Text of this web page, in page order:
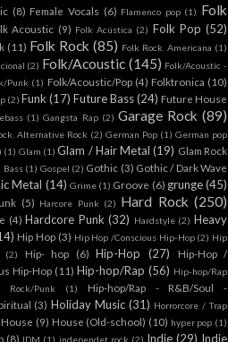
(8) Female Vocals (6) Flamenco pop (1) Folk
Acoustic (9) Folk Acústica (2) Folk Pop (52)
(11) Folk Rock (85) Folk Rock. Americana (1)
(2) Folk/Acoustic (145) Folk/Acoustic -
Punk (1) Folk/Acoustic/Pop (4) Folktronica (10)
(2) Funk (17) Future Bass(24) Future House
(1) Gangsta Rap (2) Garage Rock (89)
Alternative Rock (2) German Pop (1) German pop
(1) Glam (1) Glam / Hair Metal (19) Glam Rock
Bass (1) Gospel (2) Gothic (3) Gothic / Dark Wave
Metal (14) Grime (1) Groove (6) grunge (45)
(5) Harcore Punk (2) Hard Rock (250)
(4) Hardcore Punk (32) Hardstyle (2) Heavy
Hip Hop (3) Hip Hop /Conscious Hip-Hop (2) Hip
(2) Hip- hop (6) Hip-Hop (27)
Hip-Hop /
Hip-Hop (11) Hip-hop/Rap (56) Hip-hop/Rap
Punk
(1)
Hip-hop/Rap - R&B/Soul -
(3) Holiday Music (31) Horrorcore / Trap
House (9) House (Old-school) (10) hyper pop (1)
(8) IDM (1) independet rock (2) Indie (29) Indie